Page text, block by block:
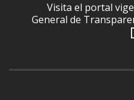
Visita el portal
General de